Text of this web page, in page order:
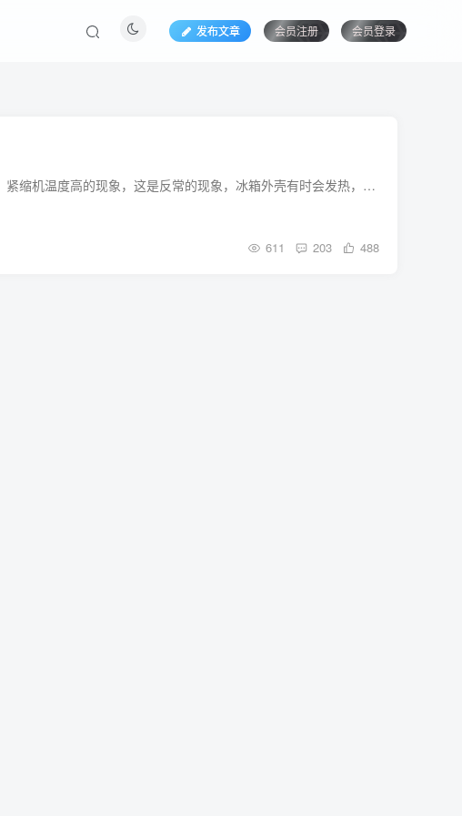
发布文章 会员注册 会员登录
疑问扫除，1、发热出汗，冰箱第一次性用时，会出现冰箱上班期间长、箱体温度高、紧缩机温度高的现象，这是反常的现象，冰箱外壳有时会发热，尤其是刚买回来第一次性插电时，这不是疑问，而是为了预防凝露的设计，是反常现象，空气湿度较大时冰箱外部及门间中......
611 203 488